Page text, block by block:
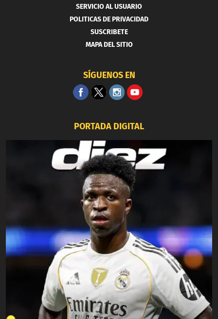
SERVICIO AL USUARIO
POLITICAS DE PRIVACIDAD
SUSCRIBETE
MAPA DEL SITIO
SÍGUENOS EN
PORTADA DIGITAL